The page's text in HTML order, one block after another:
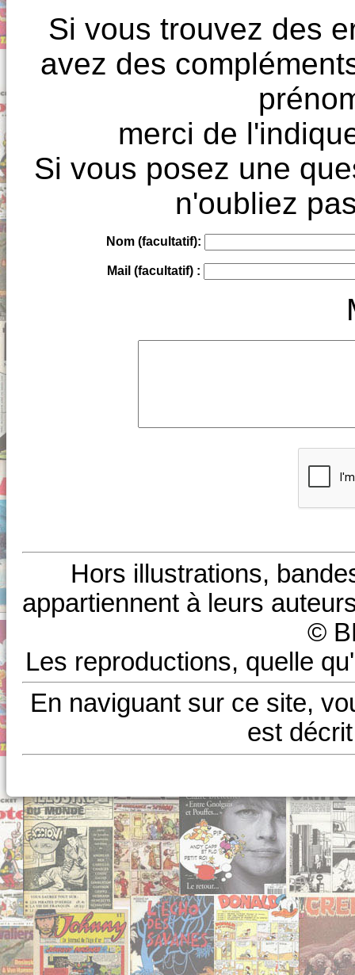
Si vous trouvez des
avez des
merci de
Si vous posez une
n'oubliez
Nom (facultatif):
Mail (facultatif) :
Hors illustrations,
appartiennent à leurs
©
Les reproductions, quelle
En naviguant sur ce site,
est